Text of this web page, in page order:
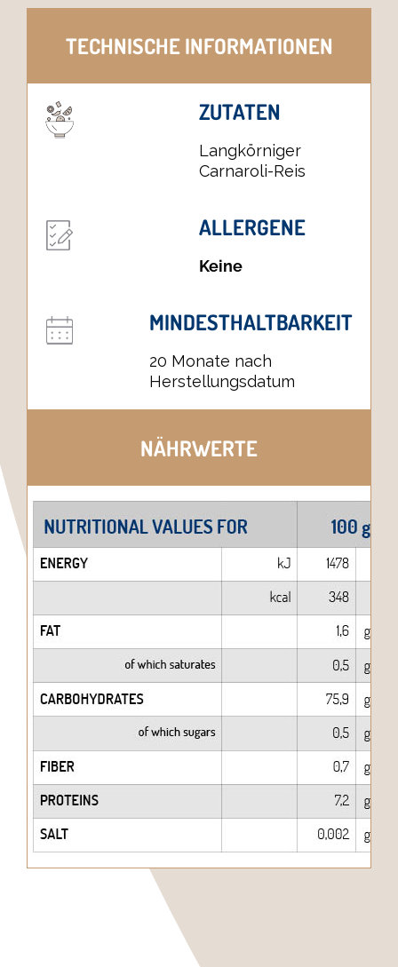
TECHNISCHE INFORMATIONEN
ZUTATEN
Langkörniger
Carnaroli-Reis
ALLERGENE
Keine
MINDESTHALTBARKEIT
20 Monate nach
Herstellungsdatum
NÄHRWERTE